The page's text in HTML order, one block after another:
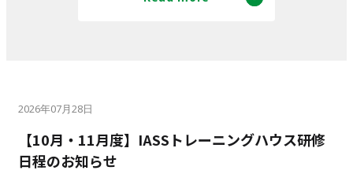
2026年07月28日
【10月・11月度】IASSトレーニングハウス研修
日程のお知らせ